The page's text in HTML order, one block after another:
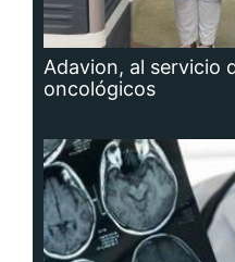
Adavion, al servicio
oncológicos